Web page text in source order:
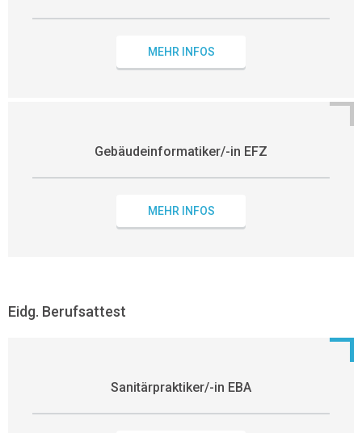
MEHR INFOS
Gebäudeinformatiker/-in EFZ
MEHR INFOS
Eidg. Berufsattest
Sanitärpraktiker/-in EBA